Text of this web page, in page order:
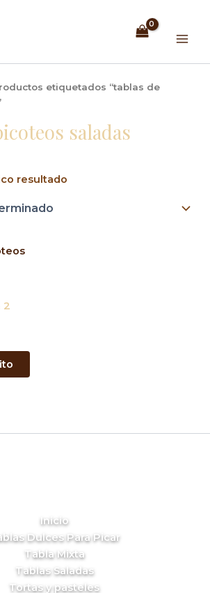
etiquetados “tablas de
saladas
resultado
2
Inicio
Dulces Para Picar
Tabla Mixta
Tablas Saladas
Tortas y pasteles